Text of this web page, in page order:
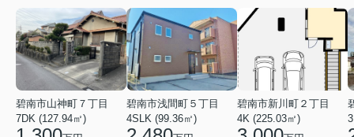
碧南市山神町７丁目
7DK (127.94㎡)
碧南市浅間町５丁目
4SLK (99.36㎡)
碧南市新川町２丁目
4K (225.03㎡)